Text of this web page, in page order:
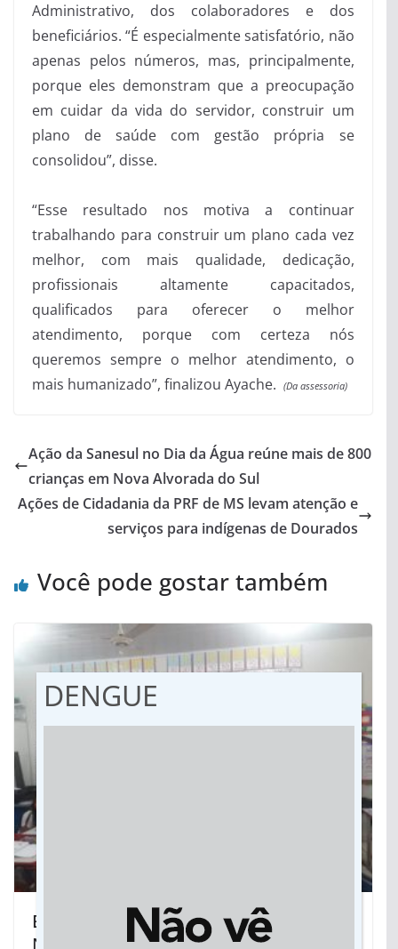
Administrativo, dos colaboradores e dos
beneficiários. “É especialmente satisfatório, não
apenas pelos números, mas, principalmente,
porque eles demonstram que a preocupação
em cuidar da vida do servidor, construir um
plano de saúde com gestão própria se
consolidou”, disse.
“Esse resultado nos motiva a continuar
trabalhando para construir um plano cada vez
melhor, com mais qualidade, dedicação,
profissionais altamente capacitados,
qualificados para oferecer o melhor
atendimento, porque com certeza nós
queremos sempre o melhor atendimento, o
mais humanizado”, finalizou Ayache.
(Da assessoria)
Ação da Sanesul no Dia da Água reúne mais de 800
crianças em Nova Alvorada do Sul
Ações de Cidadania da PRF de MS levam atenção e
serviços para indígenas de Dourados
Você pode gostar também
Em Primavera do Leste, Projeto Pérola
DENGUE